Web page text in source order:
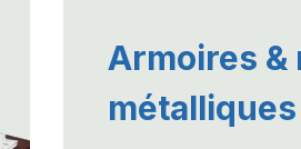
Armoires &
métalliques